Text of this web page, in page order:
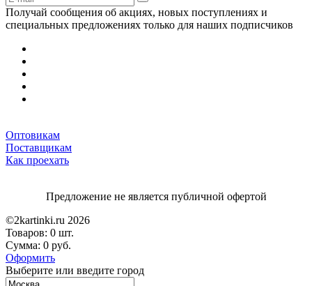
Получай сообщения об акциях, новых поступлениях и
специальных предложениях только для наших подписчиков
Оптовикам
Поставщикам
Как проехать
Предложение не является публичной офертой
©2kartinki.ru 2026
Товаров: 0 шт.
Сумма: 0 руб.
Оформить
Выберите или введите город